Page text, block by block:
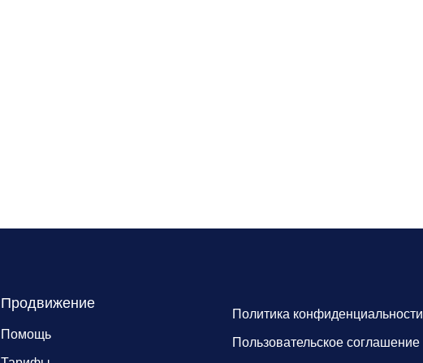
Продвижение
Помощь
Политика конфиденциальности
Пользовательское соглашение